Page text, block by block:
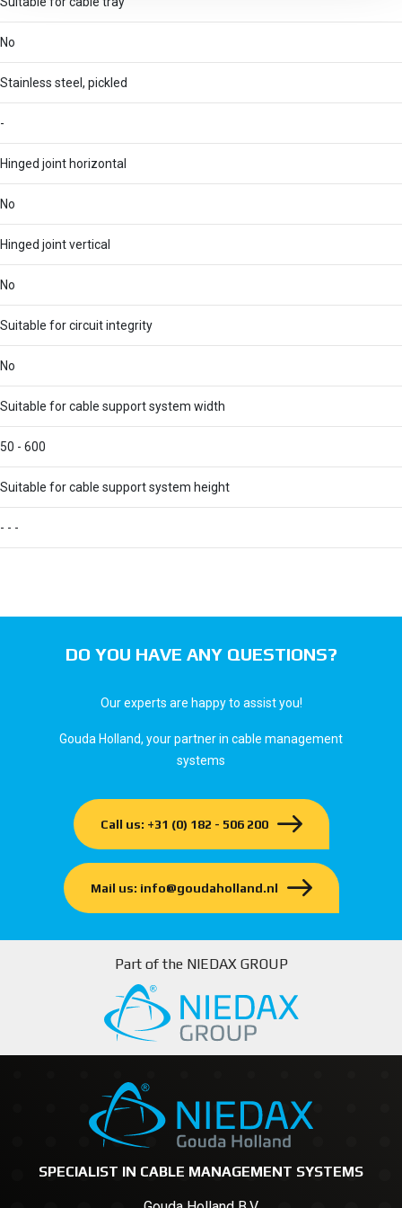
No
Stainless steel, pickled
-
Hinged joint horizontal
No
Hinged joint vertical
No
Suitable for circuit integrity
No
Suitable for cable support system width
50 - 600
Suitable for cable support system height
- - -
DO YOU HAVE ANY QUESTIONS?
Our experts are happy to assist you!
Gouda Holland, your partner in cable management
systems
Call us: +31 (0) 182 - 506 200
Mail us: info@goudaholland.nl
Part of the NIEDAX GROUP
SPECIALIST IN CABLE MANAGEMENT SYSTEMS